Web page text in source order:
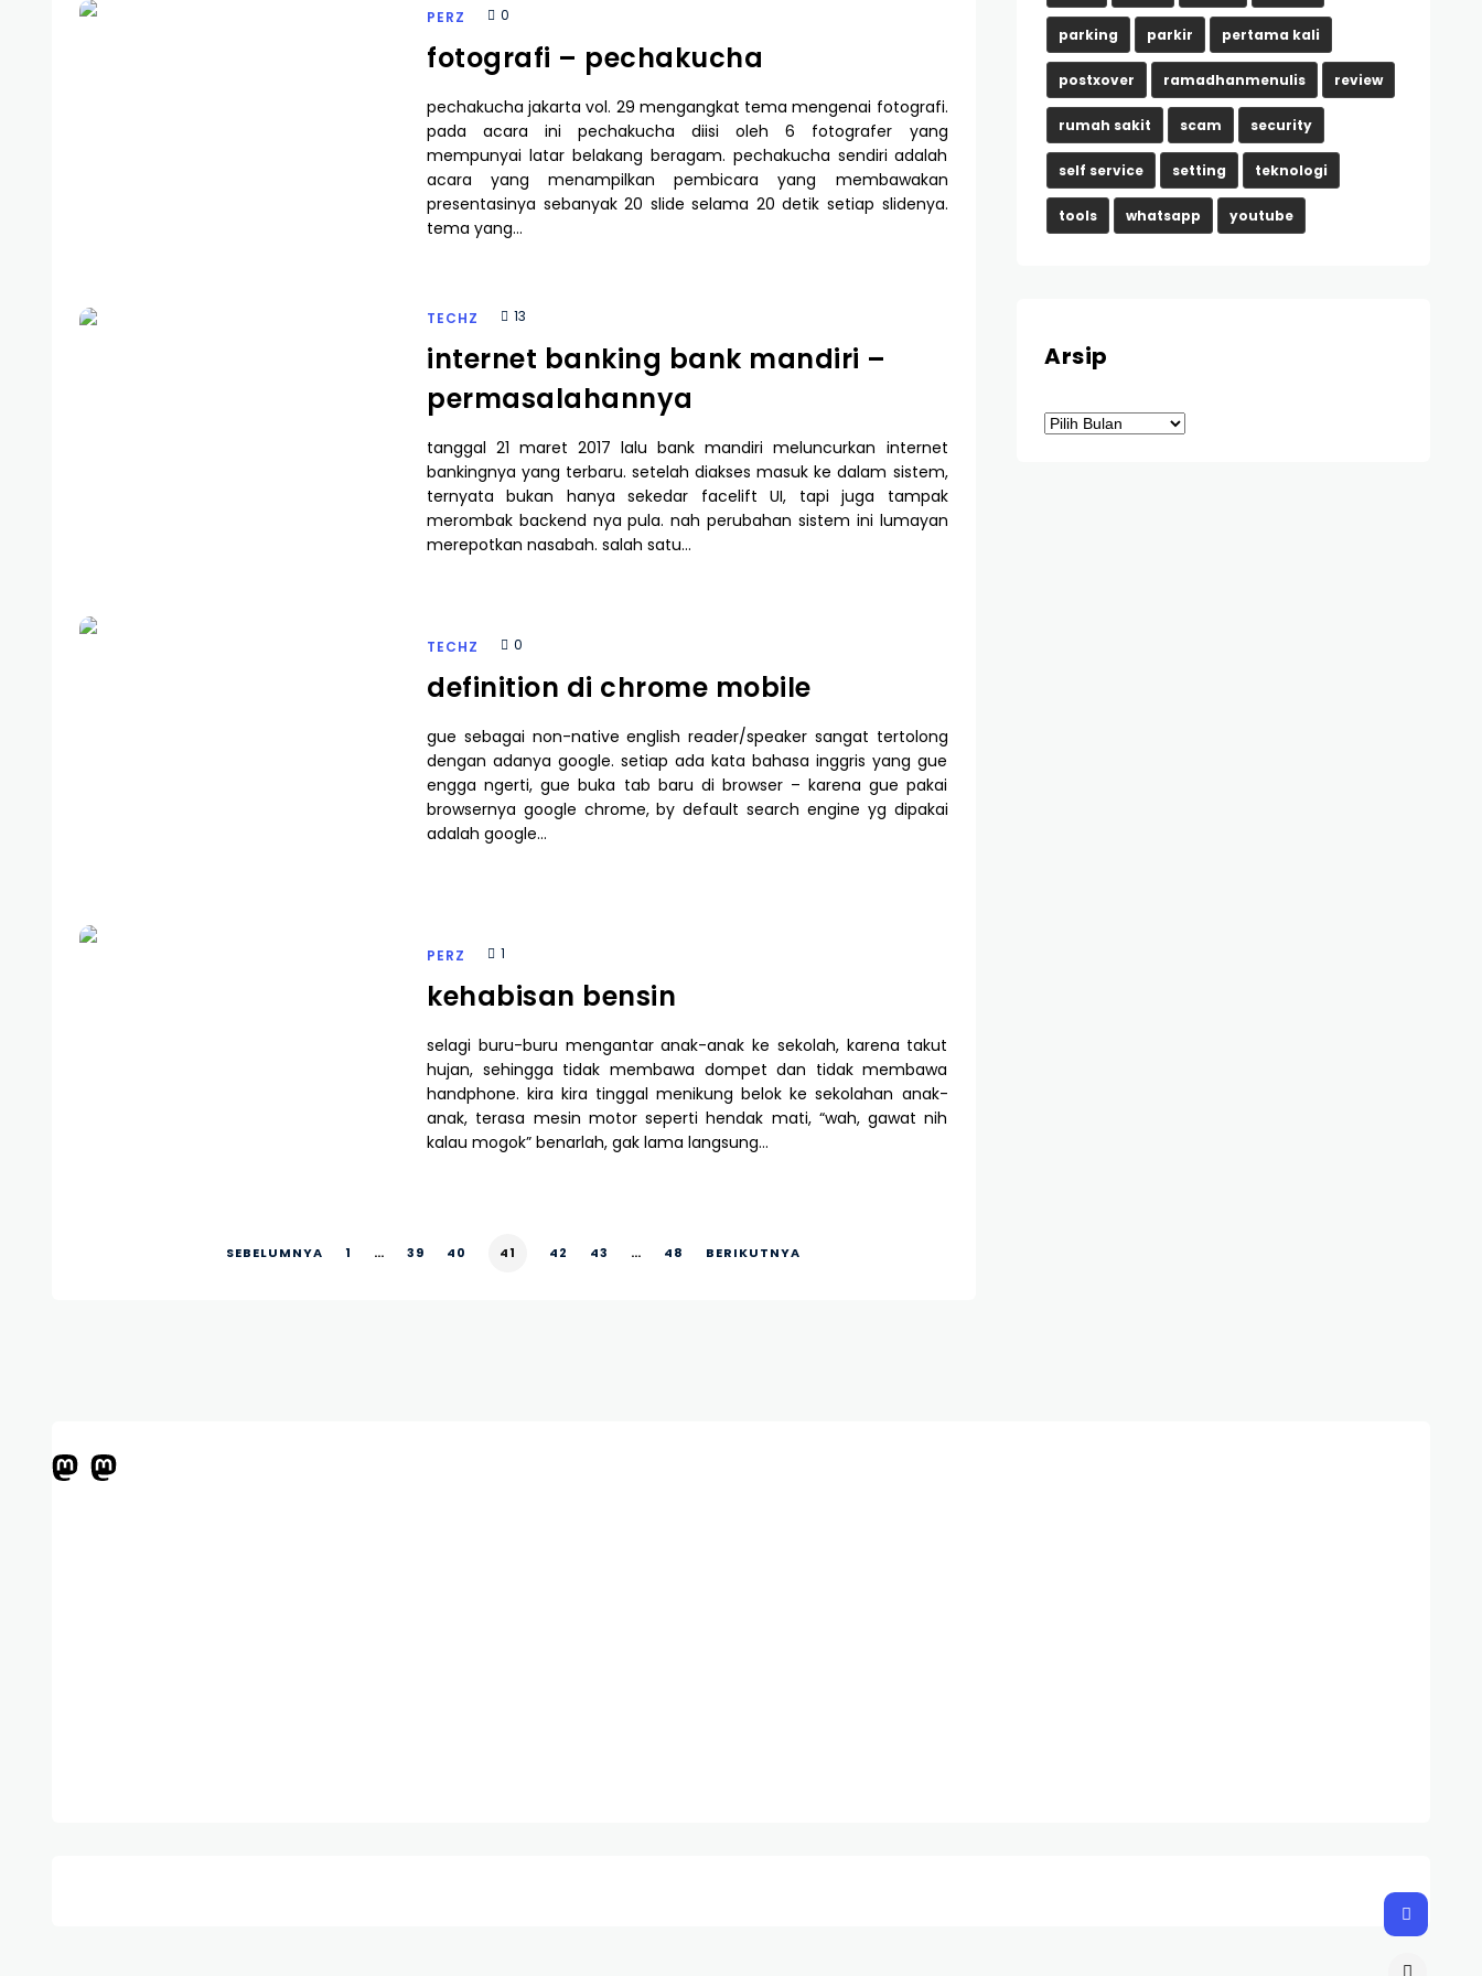
PERZ 0
fotografi – pechakucha
pechakucha jakarta vol. 29 mengangkat tema mengenai fotografi.
pada acara ini pechakucha diisi oleh 6 fotografer yang
mempunyai latar belakang beragam. pechakucha sendiri adalah
acara yang menampilkan pembicara yang membawakan
presentasinya sebanyak 20 slide selama 20 detik setiap slidenya.
tema yang…
TECHZ 13
internet banking bank mandiri –
permasalahannya
tanggal 21 maret 2017 lalu bank mandiri meluncurkan internet
bankingnya yang terbaru. setelah diakses masuk ke dalam sistem,
ternyata bukan hanya sekedar facelift UI, tapi juga tampak
merombak backend nya pula. nah perubahan sistem ini lumayan
merepotkan nasabah. salah satu…
TECHZ 0
definition di chrome mobile
gue sebagai non-native english reader/speaker sangat tertolong
dengan adanya google. setiap ada kata bahasa inggris yang gue
engga ngerti, gue buka tab baru di browser – karena gue pakai
browsernya google chrome, by default search engine yg dipakai
adalah google…
PERZ 1
kehabisan bensin
selagi buru-buru mengantar anak-anak ke sekolah, karena takut
hujan, sehingga tidak membawa dompet dan tidak membawa
handphone. kira kira tinggal menikung belok ke sekolahan anak-
anak, terasa mesin motor seperti hendak mati, “wah, gawat nih
kalau mogok” benarlah, gak lama langsung…
SEBELUMNYA 1 … 39 40 41 42 43 … 48 BERIKUTNYA
parking parkir pertama kali
postxover ramadhanmenulis review
rumah sakit scam security
self service setting teknologi
tools whatsapp youtube
Arsip
Arsip